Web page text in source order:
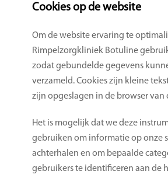
Cookies op de website
Om de website ervaring te
Rimpelzorgkliniek Botuline
zodat gebundelde gegevens
verzameld. Cookies zijn kleine
zijn opgeslagen in de browser van
Het is mogelijk dat we deze
gebruiken om informatie op onze
achterhalen en om bepaalde
gebruikers te identificeren aan de